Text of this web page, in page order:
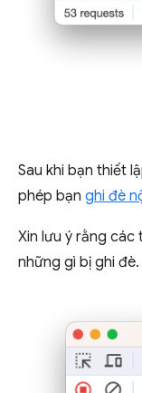
Sau khi bạn thiết
phép bạn ghi đè
Xin lưu ý rằng các
những gì bị ghi đè.